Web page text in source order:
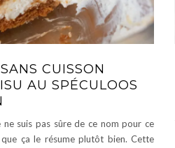
CUISSON
AU SPÉCULOOS
ne suis pas sûre de ce nom pour ce
ça le résume plutôt bien. Cette